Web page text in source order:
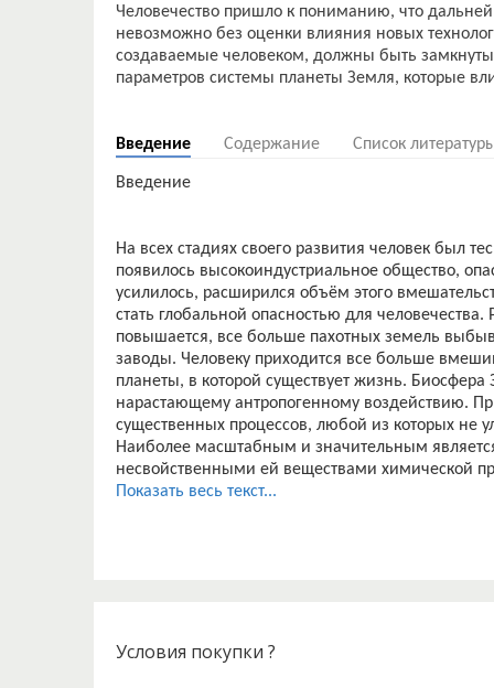
Человечество пришло к пониманию, что
невозможно без оценки влияния новых
создаваемые человеком, должны быть
параметров системы планеты Земля, которые
Введение Содержание Список
Введение
На всех стадиях своего развития человек был
появилось высокоиндустриальное общество,
усилилось, расширился объём этого
стать глобальной опасностью для
повышается, все больше пахотных земель
заводы. Человеку приходится все больше
планеты, в которой существует жизнь.
нарастающему антропогенному воздействию.
существенных процессов, любой из которых не
Наиболее масштабным и значительным
несвойственными ей веществами химической
аэрозольные загрязнители промышленно-
негативное воздействие на окружающую среду
Актуальность проблемы экологии в крупных
Показать весь текст...
Условия покупки ?